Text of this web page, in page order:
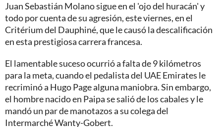
Juan Sebastián Molano sigue en el 'ojo del huracán' y
todo por cuenta de su agresión, este viernes, en el
Critérium del Dauphiné, que le causó la descalificación
en esta prestigiosa carrera francesa.
El lamentable suceso ocurrió a falta de 9 kilómetros
para la meta, cuando el pedalista del UAE Emirates le
recriminó a Hugo Page alguna maniobra. Sin embargo,
el hombre nacido en Paipa se salió de los cabales y le
mandó un par de manotazos a su colega del
Intermarché Wanty-Gobert.